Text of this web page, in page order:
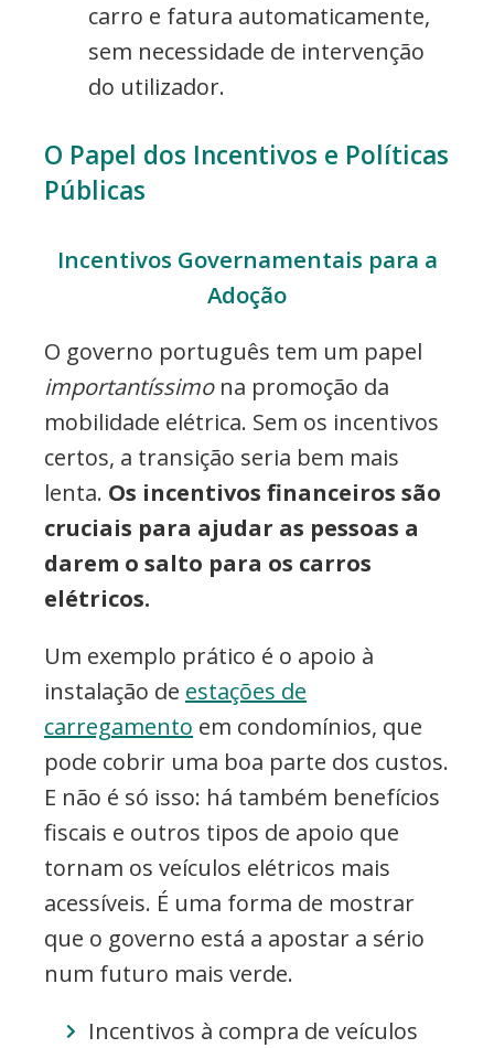
carro e fatura automaticamente,
sem necessidade de intervenção
do utilizador.
O Papel dos Incentivos e Políticas
Públicas
Incentivos Governamentais para a
Adoção
O governo português tem um papel
importantíssimona promoção da
mobilidade elétrica. Sem os incentivos
certos, a transição seria bem mais
lenta. Os incentivos financeiros são
cruciais para ajudar as pessoas a
darem o salto para os carros
elétricos.
Um exemplo prático é o apoio à
instalação de estações de
carregamento em condomínios, que
pode cobrir uma boa parte dos custos.
E não é só isso: há também benefícios
fiscais e outros tipos de apoio que
tornam os veículos elétricos mais
acessíveis. É uma forma de mostrar
que o governo está a apostar a sério
num futuro mais verde.
Incentivos à compra de veículos